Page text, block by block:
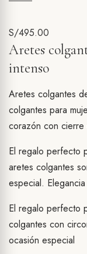
S/495.00
Aretes
intenso
Aretes colgantes
colgantes para
corazón con cierre
El regalo perfecto
aretes colgantes
especial.
El regalo perfecto
colgantes con
ocasión especial